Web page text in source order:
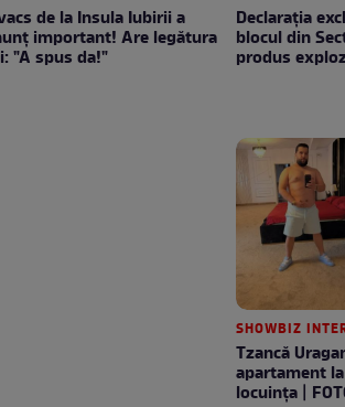
de la Insula Iubirii a
important! Are legătura
"A spus da!"
Declarația
blocul din
produs
SHOWBIZ
Tzancă
apartament
locuința |